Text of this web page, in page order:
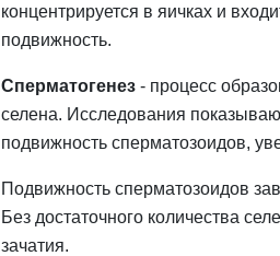
концентрируется в яичках и
подвижность.
Сперматогенез- процесс
селена. Исследования
подвижность сперматозоидов,
Подвижность сперматозоидов
Без достаточного количества
зачатия.